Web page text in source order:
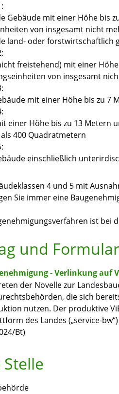
Gebäude mit einer Höhe bis
von insgesamt nicht
land- oder forstwirtschaftlich
freistehend) mit einer
von insgesamt
mit einer Höhe bis zu 7
einer Höhe bis zu 13 Metern
400 Quadratmetern
einschließlich
4 und 5 mit
Sie immer eine
ist bei
und
- Verlinkung auf
der Novelle zur
die sich
nutzen. Der produktive
des Landes („service-
Bt)